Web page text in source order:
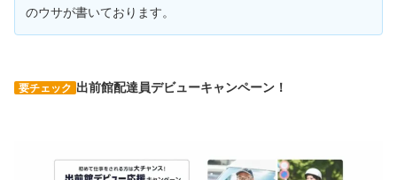
のウサが書いております。
要チェック 出前館配達員デビューキャンペーン！